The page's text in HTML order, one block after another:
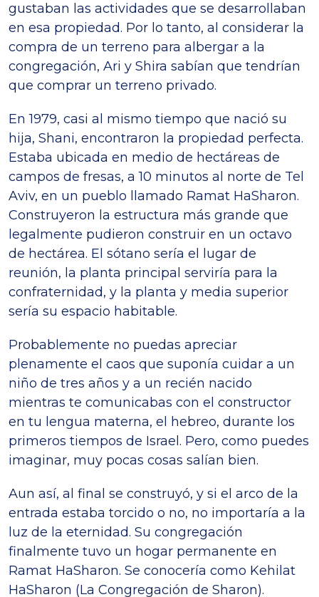
gustaban las actividades que se desarrollaban
en esa propiedad. Por lo tanto, al considerar la
compra de un terreno para albergar a la
congregación, Ari y Shira sabían que tendrían
que comprar un terreno privado.
En 1979, casi al mismo tiempo que nació su
hija, Shani, encontraron la propiedad perfecta.
Estaba ubicada en medio de hectáreas de
campos de fresas, a 10 minutos al norte de Tel
Aviv, en un pueblo llamado Ramat HaSharon.
Construyeron la estructura más grande que
legalmente pudieron construir en un octavo
de hectárea. El sótano sería el lugar de
reunión, la planta principal serviría para la
confraternidad, y la planta y media superior
sería su espacio habitable.
Probablemente no puedas apreciar
plenamente el caos que suponía cuidar a un
niño de tres años y a un recién nacido
mientras te comunicabas con el constructor
en tu lengua materna, el hebreo, durante los
primeros tiempos de Israel. Pero, como puedes
imaginar, muy pocas cosas salían bien.
Aun así, al final se construyó, y si el arco de la
entrada estaba torcido o no, no importaría a la
luz de la eternidad. Su congregación
finalmente tuvo un hogar permanente en
Ramat HaSharon. Se conocería como Kehilat
HaSharon (La Congregación de Sharon).